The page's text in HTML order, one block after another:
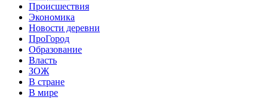
Происшествия
Экономика
Новости деревни
ПроГород
Образование
Власть
ЗОЖ
В стране
В мире